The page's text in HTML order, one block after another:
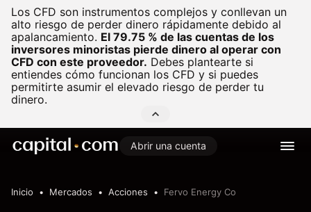
Los CFD son instrumentos complejos y conllevan un
alto riesgo de perder dinero rápidamente debido al
apalancamiento. El 79.75 % de las cuentas de los
inversores minoristas pierde dinero al operar con
CFD con este proveedor. Debes plantearte si
entiendes cómo funcionan los CFD y si puedes
permitirte asumir el elevado riesgo de perder tu
dinero.
Abrir una cuenta
Inicio Mercados Acciones Fervo Energy Co